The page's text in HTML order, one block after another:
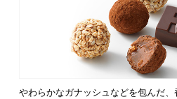
やわらかなガナッシュなどを包んだ